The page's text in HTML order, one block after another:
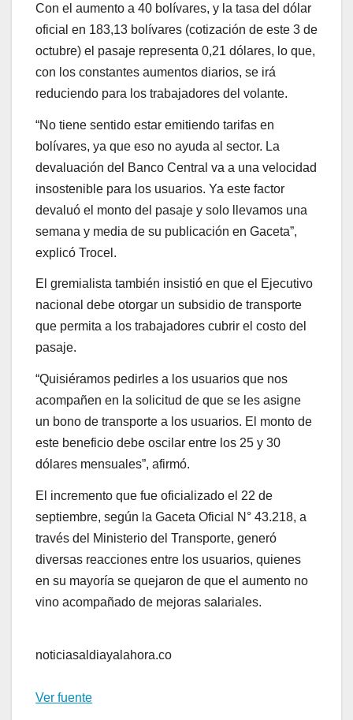
Con el aumento a 40 bolívares, y la tasa del dólar
oficial en 183,13 bolívares (cotización de este 3 de
octubre) el pasaje representa 0,21 dólares, lo que,
con los constantes aumentos diarios, se irá
reduciendo para los trabajadores del volante.
“No tiene sentido estar emitiendo tarifas en
bolívares, ya que eso no ayuda al sector. La
devaluación del Banco Central va a una velocidad
insostenible para los usuarios. Ya este factor
devaluó el monto del pasaje y solo llevamos una
semana y media de su publicación en Gaceta”,
explicó Trocel.
El gremialista también insistió en que el Ejecutivo
nacional debe otorgar un subsidio de transporte
que permita a los trabajadores cubrir el costo del
pasaje.
“Quisiéramos pedirles a los usuarios que nos
acompañen en la solicitud de que se les asigne
un bono de transporte a los usuarios. El monto de
este beneficio debe oscilar entre los 25 y 30
dólares mensuales”, afirmó.
El incremento que fue oficializado el 22 de
septiembre, según la Gaceta Oficial N° 43.218, a
través del Ministerio del Transporte, generó
diversas reacciones entre los usuarios, quienes
en su mayoría se quejaron de que el aumento no
vino acompañado de mejoras salariales.
noticiasaldiayalahora.co
Ver fuente